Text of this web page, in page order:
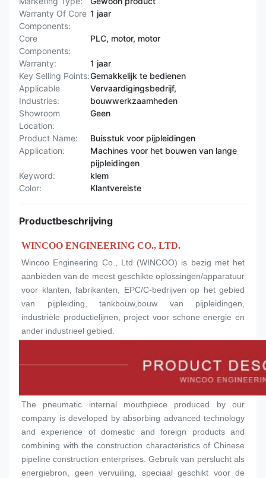
Warranty Of Core
Components:
1 jaar
Core
Components:
PLC, motor, motor
Warranty:
1 jaar
Key Selling Points:Gemakkelijk te bedienen
Applicable
Industries:
Vervaardigingsbedrijf,
bouwwerkzaamheden
Showroom
Location:
Geen
Product Name:
Buisstuk voor pijpleidingen
Application:
Machines voor het bouwen van lange
pijpleidingen
Keyword:
klem
Color:
Klantvereiste
Productbeschrijving
WINCOO ENGINEERING CO., LTD.
Wincoo Engineering Co., Ltd (WINCOO) is bezig met het
aanbieden van de meest geschikte oplossingen/apparatuur
voor klanten, fabrikanten, EPC/C-bedrijven op het gebied
van pijpleiding, tankbouw,bouw van pijpleidingen,
industriële productielijnen, project voor schone energie en
ander industrieel gebied.
The pneumatic internal mouthpiece produced by our
company is developed by absorbing advanced technology
and experience of domestic and foreign products and
combining with the construction characteristics of Chinese
pipeline construction enterprises. Gebruik van perslucht als
energiebron, geen vervuiling, speciaal geschikt voor de